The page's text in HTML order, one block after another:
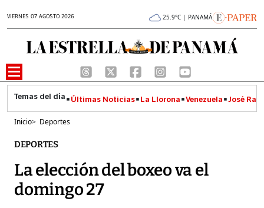
VIERNES 07 AGOSTO 2026 25.9°C | PANAMÁ
Últimas Noticias La Llorona Venezuela José
Inicio> Deportes
DEPORTES
La elección del boxeo va el
domingo 27